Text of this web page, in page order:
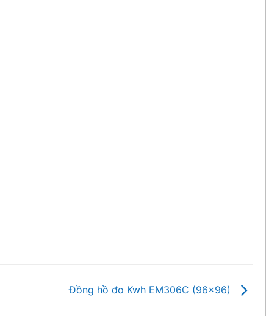
Đồng hồ đo Kwh EM306C (96×96)